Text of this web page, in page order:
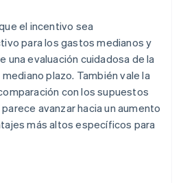
el incentivo sea
para los gastos medianos y
una evaluación cuidadosa de la
plazo. También vale la
con los supuestos
avanzar hacia un aumento
más altos específicos para